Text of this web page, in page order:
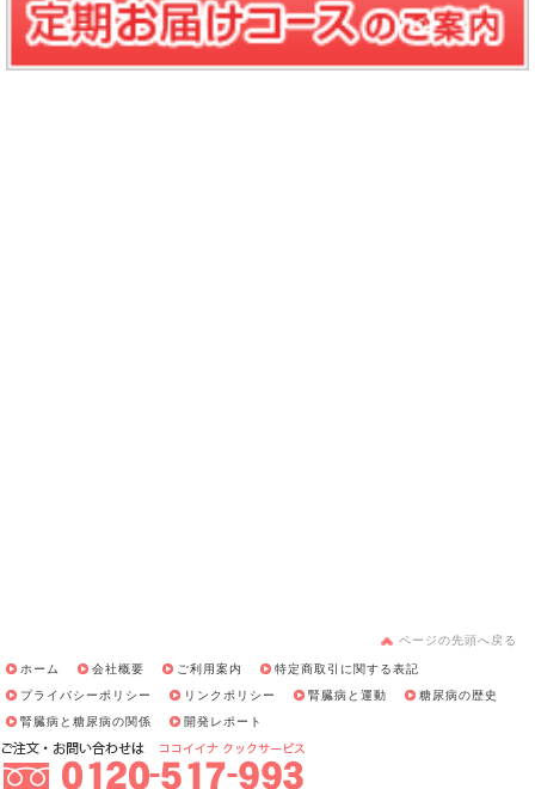
ページの先頭へ戻る
ホーム 会社概要 ご利用案内
特定商取引に関する表記
プライバシーポリシー
リンクポリシー 腎臓病と運動
糖尿病の歴史
腎臓病と糖尿病の関係
開発レポート